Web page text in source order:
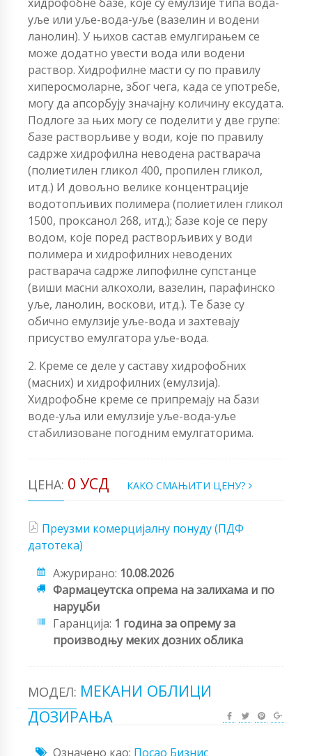
уље или уље-вода-уље (вазелин и водени
ланолин). У њихов састав емулгирањем се
може додатно увести вода или водени
раствор. Хидрофилне масти су по правилу
хиперосмоларне, због чега, када се употребе,
могу да апсорбују значајну количину ексудата.
Подлоге за њих могу се поделити у две групе:
базе растворљиве у води, које по правилу
садрже хидрофилна неводена растварача
(полиетилен гликол 400, пропилен гликол,
итд.) И довољно велике концентрације
водотопљивих полимера (полиетилен гликол
1500, проксанол 268, итд.); базе које се перу
водом, које поред растворљивих у води
полимера и хидрофилних неводених
растварача садрже липофилне супстанце
(виши масни алкохоли, вазелин, парафинско
уље, ланолин, воскови, итд.). Те базе су
обично емулзије уље-вода и захтевају
присуство емулгатора уље-вода.
2. Креме се деле у саставу хидрофобних
(масних) и хидрофилних (емулзија).
Хидрофобне креме се припремају на бази
воде-уља или емулзије уље-вода-уље
стабилизоване погодним емулгаторима.
ЦЕНА: 0 УСД КАКО СМАЊИТИ ЦЕНУ?
Преузми комерцијалну понуду (ПДФ
датотека)
Ажурирано: 10.08.2026
Фармацеутска опрема на залихама и по
наруџби
Гаранција: 1 година за опрему за
производњу меких дозних облика
МОДЕЛ: МЕКАНИ ОБЛИЦИ
ДОЗИРАЊА
Означено као: Посао Бизнис